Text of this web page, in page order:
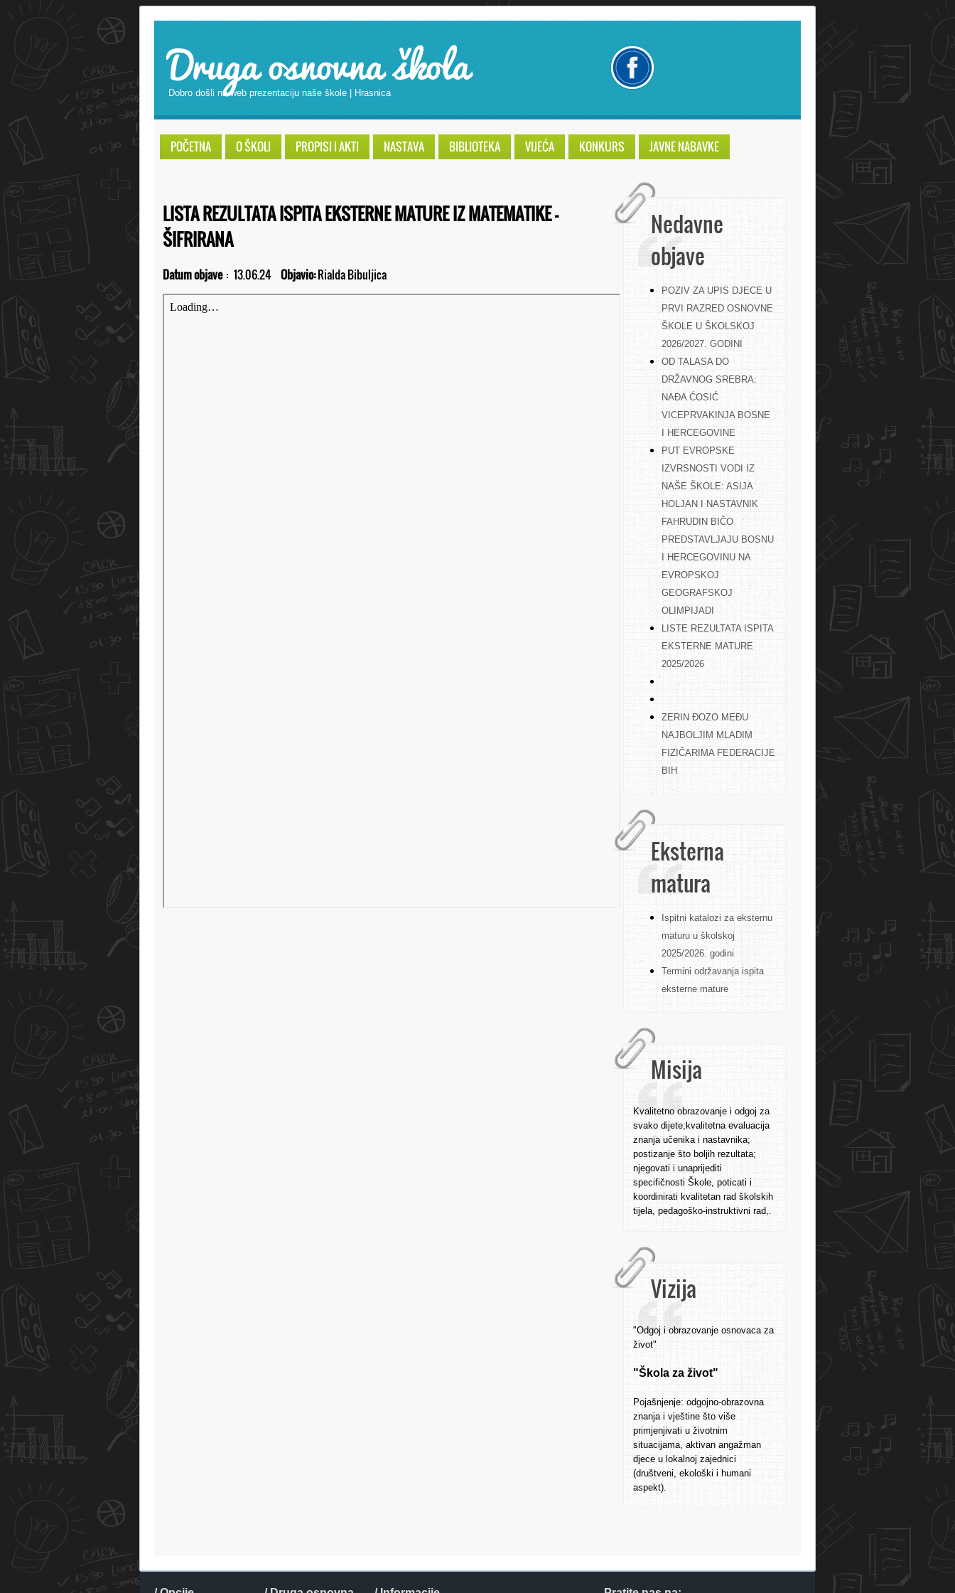
Druga osnovna škola
Dobro došli na web prezentaciju naše škole | Hrasnica
POČETNA O ŠKOLI PROPISI I AKTI NASTAVA BIBLIOTEKA VIJEĆA KONKURS JAVNE NABAVKE
Nedavne
objave
POZIV ZA UPIS DJECE U
PRVI RAZRED OSNOVNE
ŠKOLE U ŠKOLSKOJ
2026/2027. GODINI
OD TALASA DO
DRŽAVNOG SREBRA:
NAĐA ĆOSIĆ
VICEPRVAKINJA BOSNE
I HERCEGOVINE
PUT EVROPSKE
IZVRSNOSTI VODI IZ
NAŠE ŠKOLE: ASIJA
HOLJAN I NASTAVNIK
FAHRUDIN BIČO
PREDSTAVLJAJU BOSNU
I HERCEGOVINU NA
EVROPSKOJ
GEOGRAFSKOJ
OLIMPIJADI
LISTE REZULTATA ISPITA
EKSTERNE MATURE
2025/2026
ZERIN ĐOZO MEĐU
NAJBOLJIM MLADIM
FIZIČARIMA FEDERACIJE
BIH
Eksterna
matura
Ispitni katalozi za eksternu
maturu u školskoj
2025/2026. godini
Termini održavanja ispita
eksterne mature
Misija
Kvalitetno obrazovanje i odgoj za
svako dijete;kvalitetna evaluacija
znanja učenika i nastavnika;
postizanje što boljih rezultata;
njegovati i unaprijediti
specifičnosti Škole, poticati i
koordinirati kvalitetan rad školskih
tijela, pedagoško-instruktivni rad,.
Vizija
"Odgoj i obrazovanje osnovaca za
život"
"Škola za život"
Pojašnjenje: odgojno-obrazovna
znanja i vještine što više
primjenjivati u životnim
situacijama, aktivan angažman
djece u lokalnoj zajednici
(društveni, ekološki i humani
aspekt).
LISTA REZULTATA ISPITA EKSTERNE MATURE IZ MATEMATIKE –
ŠIFRIRANA
Datum objave : 13.06.24 Objavio:Rialda Bibuljica